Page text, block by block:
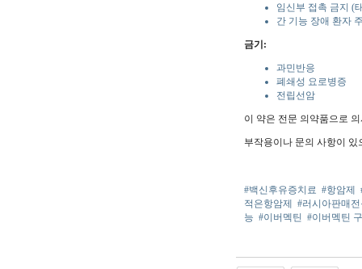
임신부 접촉 금지 (
간 기능 장애 환자
금기:
과민반응
폐쇄성 요로병증
전립선암
이 약은 전문 의약품으로
부작용이나 문의 사항이
#백신후유증치료 #항암제
적은항암제
#러시아판매
능 #이버멕틴 #이버멕틴